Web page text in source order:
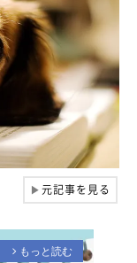
▶元記事を見る
arrow_forward_ios もっと読む